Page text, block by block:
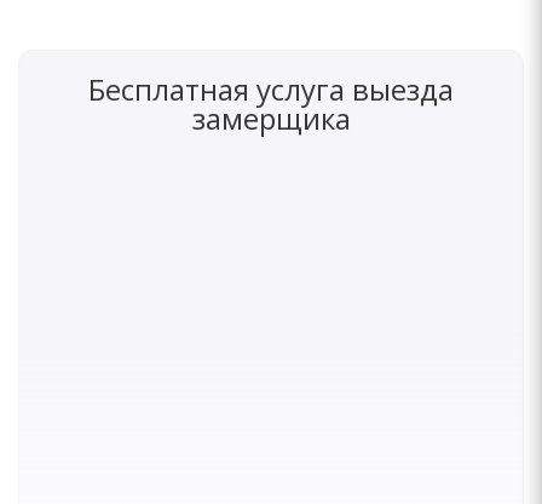
Бесплатная услуга выезда
замерщика